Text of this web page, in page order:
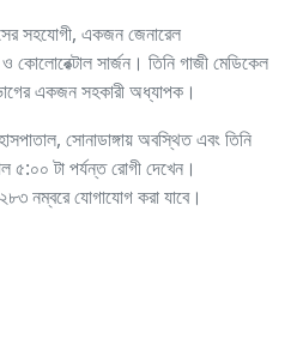
সহযোগী, একজন জেনারেল
কোলোরেক্টাল সার্জন। তিনি গাজী মেডিকেল
একজন সহকারী অধ্যাপক।
সোনাডাঙ্গায় অবস্থিত এবং তিনি
৫:০০ টা পর্যন্ত রোগী দেখেন।
নম্বরে যোগাযোগ করা যাবে।